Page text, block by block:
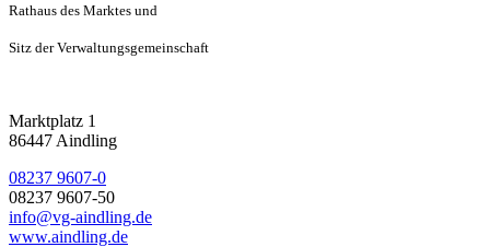
Rathaus des Marktes und
Sitz der Verwaltungsgemeinschaft
Marktplatz 1
86447 Aindling
08237 9607-0
08237 9607-50
info@vg-aindling.de
www.aindling.de